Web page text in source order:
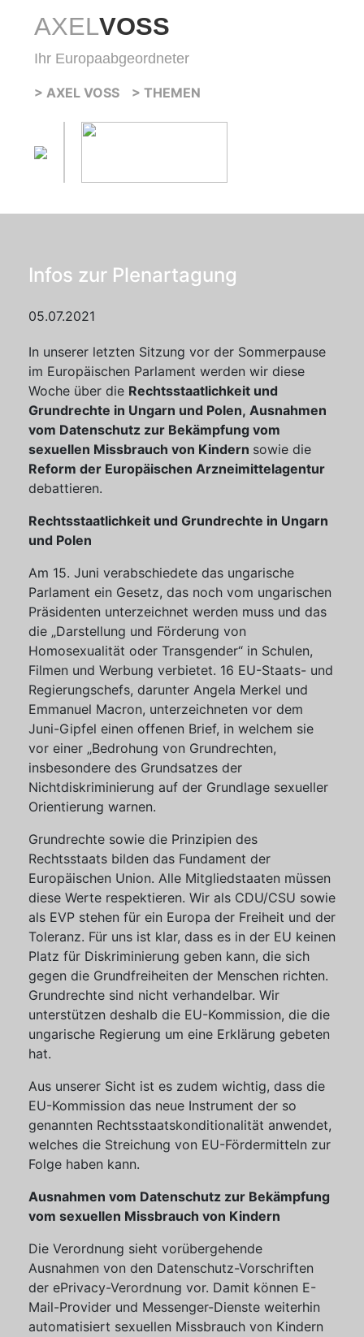
AXELVOSS
Ihr Europaabgeordneter
> AXEL VOSS > THEMEN
Infos zur Plenartagung
05.07.2021
In unserer letzten Sitzung vor der Sommerpause
im Europäischen Parlament werden wir diese
Woche über die Rechtsstaatlichkeit und
Grundrechte in Ungarn und Polen, Ausnahmen
vom Datenschutz zur Bekämpfung vom
sexuellen Missbrauch von Kindern sowie die
Reform der Europäischen Arzneimittelagentur
debattieren.
Rechtsstaatlichkeit und Grundrechte in Ungarn
und Polen
Am 15. Juni verabschiedete das ungarische
Parlament ein Gesetz, das noch vom ungarischen
Präsidenten unterzeichnet werden muss und das
die „Darstellung und Förderung von
Homosexualität oder Transgender“ in Schulen,
Filmen und Werbung verbietet. 16 EU-Staats- und
Regierungschefs, darunter Angela Merkel und
Emmanuel Macron, unterzeichneten vor dem
Juni-Gipfel einen offenen Brief, in welchem sie
vor einer „Bedrohung von Grundrechten,
insbesondere des Grundsatzes der
Nichtdiskriminierung auf der Grundlage sexueller
Orientierung warnen.
Grundrechte sowie die Prinzipien des
Rechtsstaats bilden das Fundament der
Europäischen Union. Alle Mitgliedstaaten müssen
diese Werte respektieren. Wir als CDU/CSU sowie
als EVP stehen für ein Europa der Freiheit und der
Toleranz. Für uns ist klar, dass es in der EU keinen
Platz für Diskriminierung geben kann, die sich
gegen die Grundfreiheiten der Menschen richten.
Grundrechte sind nicht verhandelbar. Wir
unterstützen deshalb die EU-Kommission, die die
ungarische Regierung um eine Erklärung gebeten
hat.
Aus unserer Sicht ist es zudem wichtig, dass die
EU-Kommission das neue Instrument der so
genannten Rechtsstaatskonditionalität anwendet,
welches die Streichung von EU-Fördermitteln zur
Folge haben kann.
Ausnahmen vom Datenschutz zur Bekämpfung
vom sexuellen Missbrauch von Kindern
Die Verordnung sieht vorübergehende
Ausnahmen von den Datenschutz-Vorschriften
der ePrivacy-Verordnung vor. Damit können E-
Mail-Provider und Messenger-Dienste weiterhin
automatisiert sexuellen Missbrauch von Kindern